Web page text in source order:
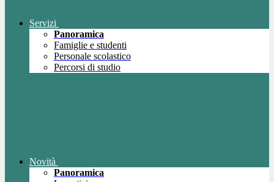
Servizi
Panoramica
Famiglie e studenti
Personale scolastico
Percorsi di studio
Novità
Panoramica